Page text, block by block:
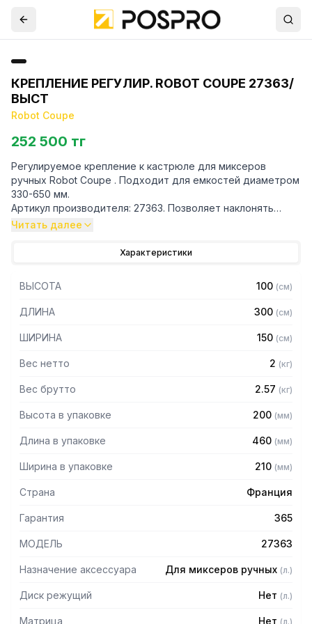
КРЕПЛЕНИЕ РЕГУЛИР. ROBOT COUPE 27363/
ВЫСТ
Robot Coupe
252 500 тг
Регулируемое крепление к кастрюле для миксеров
ручных Robot Coupe . Подходит для емкостей диаметром
330-650 мм.
Артикул производителя: 27363. Позволяет наклонять
миксер без усилий и оставлять его работать автономно.
легко чистится. Использование крепления к кастрюле
Для уточнения совместимости аксессуаров с
оборудованием просим обратиться к вашим менеджерам
и указать серийный номер изделия.
Читать далее
Характеристики
ВЫСОТА 100 (см)
ДЛИНА 300 (см)
ШИРИНА 150 (см)
Вес нетто 2 (кг)
Вес брутто 2.57 (кг)
Высота в упаковке 200 (мм)
Длина в упаковке 460 (мм)
Ширина в упаковке 210 (мм)
Страна Франция
Гарантия 365
МОДЕЛЬ 27363
Назначение аксессуара Для миксеров ручных (л.)
Диск режущий Нет (л.)
Матрица Нет (л.)